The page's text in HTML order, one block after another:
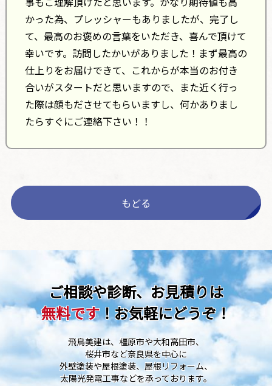
かった為、プレッシャーもありましたが、完了し
て、最高のお褒めの言葉をいただき、喜んで頂けて
幸いです。訪問したかいがありました！まず最高の
仕上りをお届けできて、これからが本当のお付き
合いがスタートだと思いますので、また近く行っ
た際は顔もださせてもらいますし、何かありまし
たらすぐにご連絡下さい！！
もどる
ご相談や診断、お見積りは
無料です！お気軽にどうぞ！
飛鳥美建は、橿原市や大和高田市、
桜井市など奈良県を中心に
外壁塗装や屋根塗装、屋根リフォーム、
太陽光発電工事などを承っております。